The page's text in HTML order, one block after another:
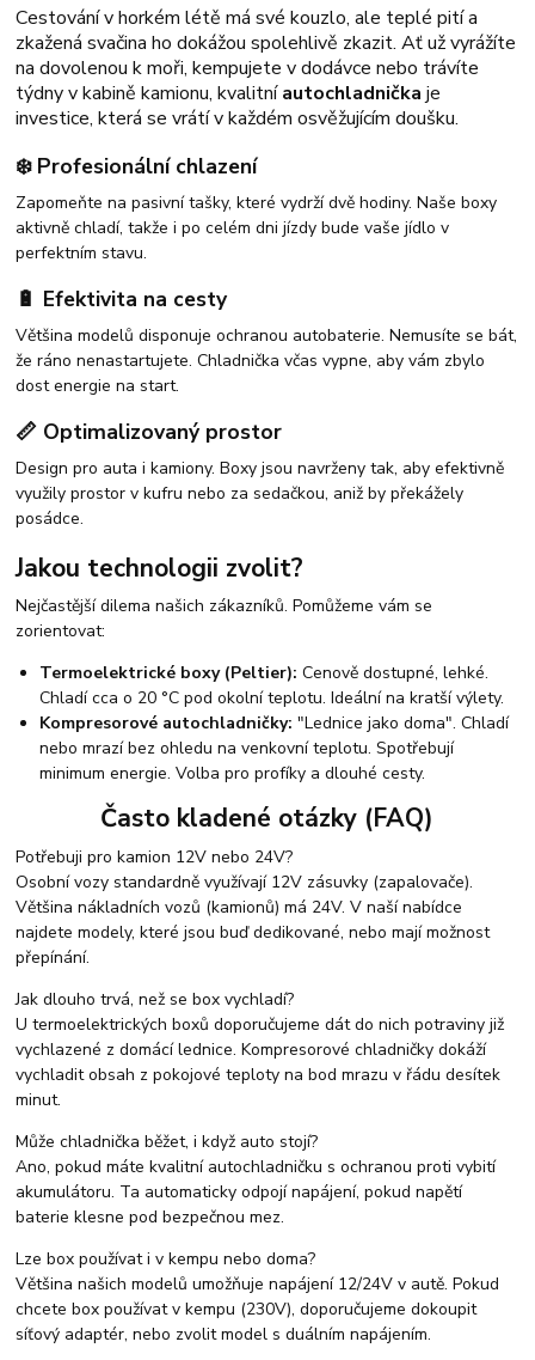
Cestování v horkém létě má své kouzlo, ale teplé pití a
zkažená svačina ho dokážou spolehlivě zkazit. Ať už vyrážíte
na dovolenou k moři, kempujete v dodávce nebo trávíte
týdny v kabině kamionu, kvalitníautochladnička je
investice, která se vrátí v každém osvěžujícím doušku.
❄️ Profesionální chlazení
Zapomeňte na pasivní tašky, které vydrží dvě hodiny. Naše boxy
aktivně chladí, takže i po celém dni jízdy bude vaše jídlo v
perfektním stavu.
🔋 Efektivita na cesty
Většina modelů disponuje ochranou autobaterie. Nemusíte se bát,
že ráno nenastartujete. Chladnička včas vypne, aby vám zbylo
dost energie na start.
📏 Optimalizovaný prostor
Design pro auta i kamiony. Boxy jsou navrženy tak, aby efektivně
využily prostor v kufru nebo za sedačkou, aniž by překážely
posádce.
Jakou technologii zvolit?
Nejčastější dilema našich zákazníků. Pomůžeme vám se
zorientovat:
Termoelektrické boxy (Peltier): Cenově dostupné, lehké.
Chladí cca o 20 °C pod okolní teplotu. Ideální na kratší výlety.
Kompresorové autochladničky: "Lednice jako doma". Chladí
nebo mrazí bez ohledu na venkovní teplotu. Spotřebují
minimum energie. Volba pro profíky a dlouhé cesty.
Často kladené otázky (FAQ)
Potřebuji pro kamion 12V nebo 24V?
Osobní vozy standardně využívají 12V zásuvky (zapalovače).
Většina nákladních vozů (kamionů) má 24V. V naší nabídce
najdete modely, které jsou buď dedikované, nebo mají možnost
přepínání.
Jak dlouho trvá, než se box vychladí?
U termoelektrických boxů doporučujeme dát do nich potraviny již
vychlazené z domácí lednice. Kompresorové chladničky dokáží
vychladit obsah z pokojové teploty na bod mrazu v řádu desítek
minut.
Může chladnička běžet, i když auto stojí?
Ano, pokud máte kvalitní autochladničku s ochranou proti vybití
akumulátoru. Ta automaticky odpojí napájení, pokud napětí
baterie klesne pod bezpečnou mez.
Lze box používat i v kempu nebo doma?
Většina našich modelů umožňuje napájení 12/24V v autě. Pokud
chcete box používat v kempu (230V), doporučujeme dokoupit
síťový adaptér, nebo zvolit model s duálním napájením.